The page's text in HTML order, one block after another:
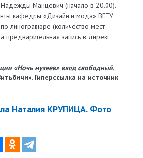
Манцевич (начало в 20.00).
кафедры «Дизайн и мода» ВГТУ
линогравюре (количество мест
предварительная запись в директ
«Ночь музеев» вход свободный.
Гиперссылка на источник
Наталия КРУПИЦА. Фото